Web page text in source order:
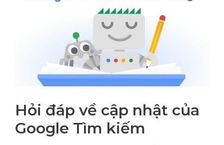
Hỏi đáp về cập nhật của
Google Tìm kiếm